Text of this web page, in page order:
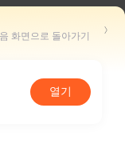
화면으로 돌아가기
열기